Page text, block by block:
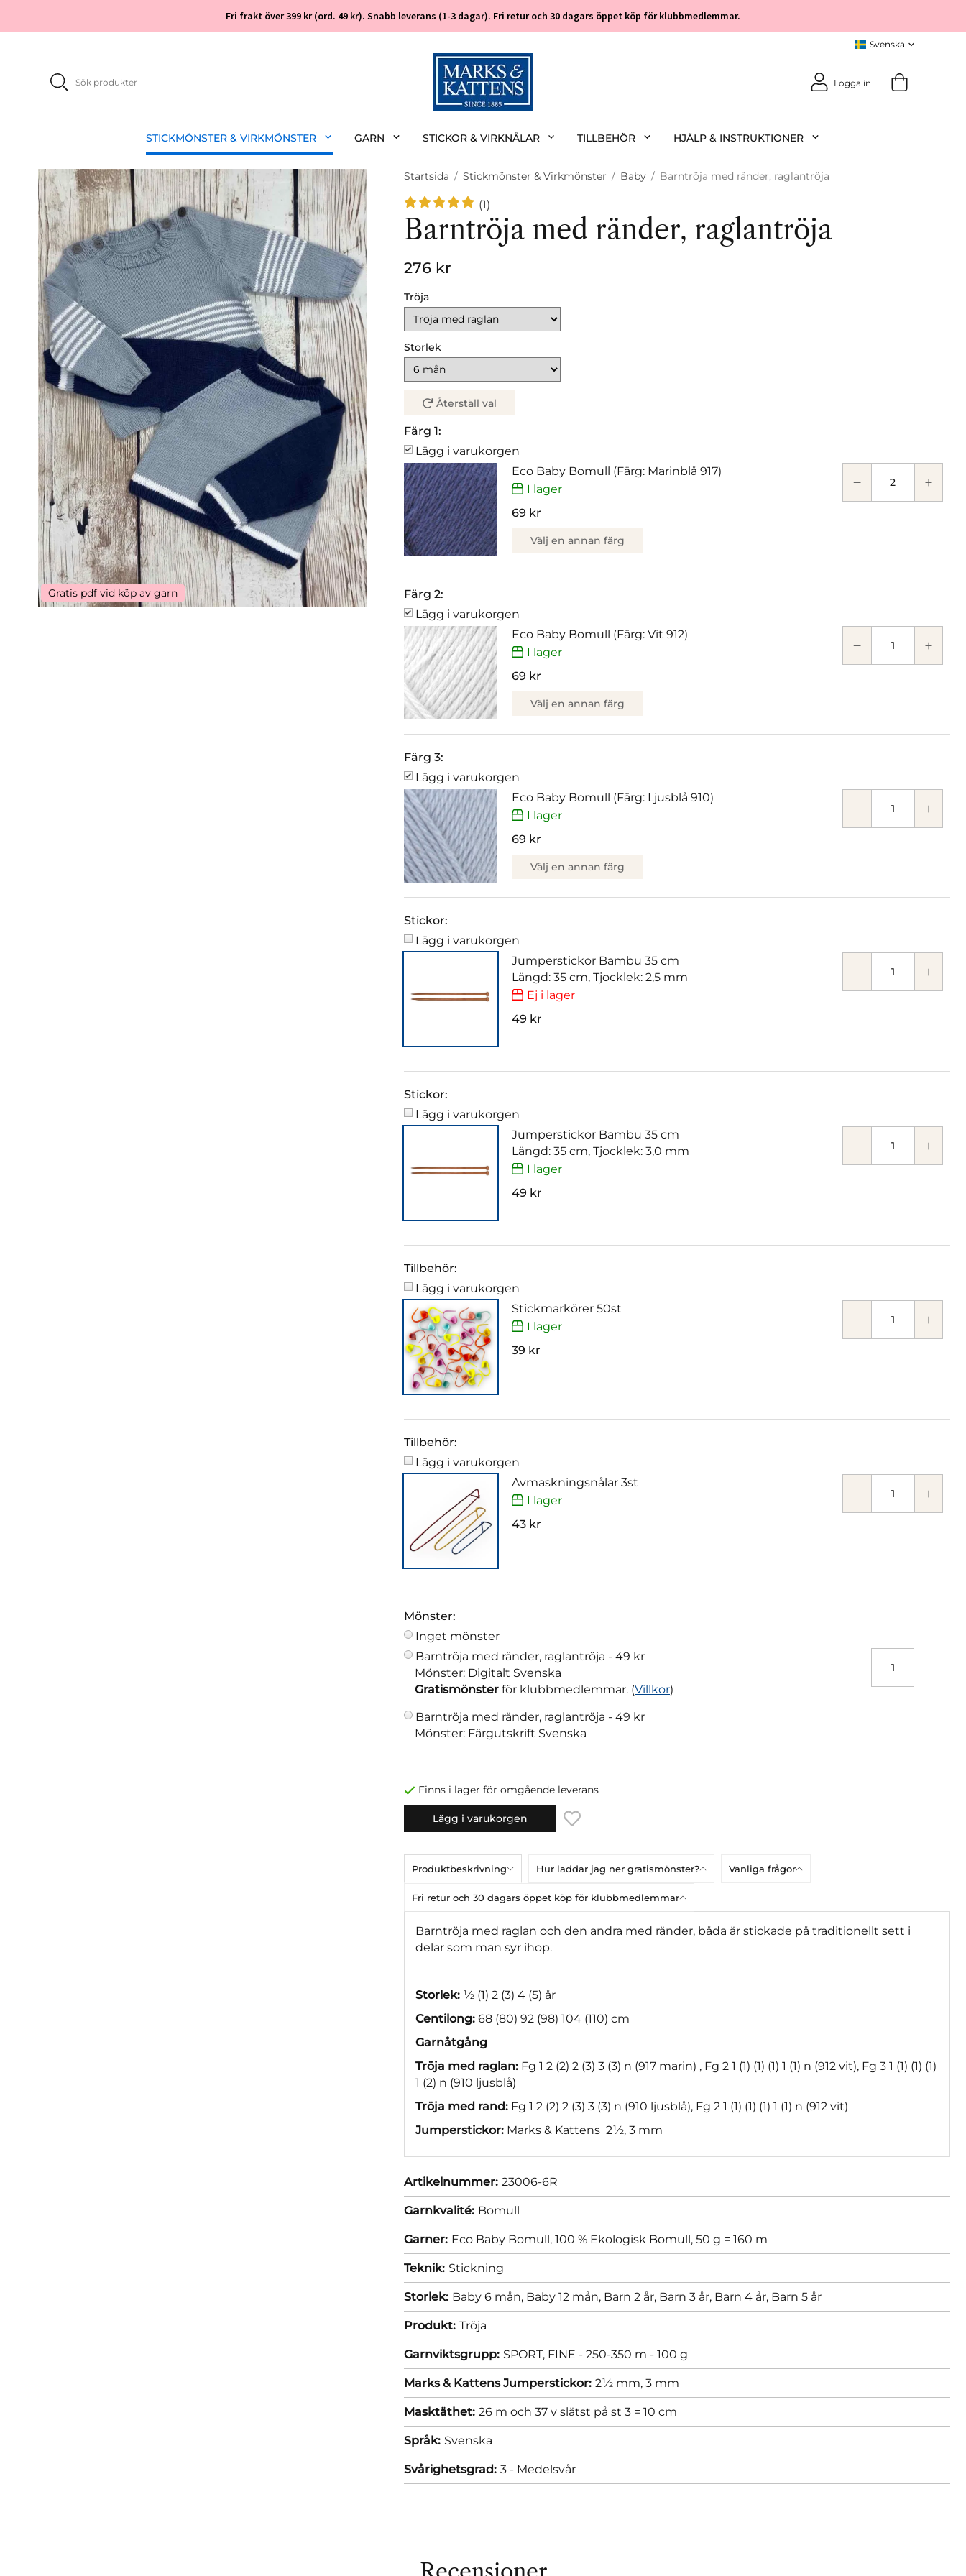
Fri frakt över 399 kr (ord. 49 kr). Snabb leverans (1-3 dagar). Fri retur och 30 dagars öppet köp för klubbmedlemmar.
Logga in
STICKMÖNSTER & VIRKMÖNSTER GARN STICKOR & VIRKNÅLAR TILLBEHÖR HJÄLP & INSTRUKTIONER
Gratis pdf vid köp av garn
Startsida / Stickmönster & Virkmönster / Baby / Barntröja med ränder, raglantröja
(1)
Barntröja med ränder, raglantröja
276 kr
Tröja
Storlek
Återställ val
Färg 1:
Lägg i varukorgen
Eco Baby Bomull (Färg: Marinblå 917)
I lager
69 kr
Välj en annan färg
Färg 2:
Lägg i varukorgen
Eco Baby Bomull (Färg: Vit 912)
I lager
69 kr
Välj en annan färg
Färg 3:
Lägg i varukorgen
Eco Baby Bomull (Färg: Ljusblå 910)
I lager
69 kr
Välj en annan färg
Stickor:
Lägg i varukorgen
Jumperstickor Bambu 35 cm
Längd: 35 cm, Tjocklek: 2,5 mm
Ej i lager
49 kr
Stickor:
Lägg i varukorgen
Jumperstickor Bambu 35 cm
Längd: 35 cm, Tjocklek: 3,0 mm
I lager
49 kr
Tillbehör:
Lägg i varukorgen
Stickmarkörer 50st
I lager
39 kr
Tillbehör:
Lägg i varukorgen
Avmaskningsnålar 3st
I lager
43 kr
Mönster:
Inget mönster
Barntröja med ränder, raglantröja - 49 kr
Mönster: Digitalt Svenska
Gratismönster för klubbmedlemmar. (Villkor)
Barntröja med ränder, raglantröja - 49 kr
Mönster: Färgutskrift Svenska
Finns i lager för omgående leverans
Lägg i varukorgen
Produktbeskrivning Hur laddar jag ner gratismönster? Vanliga frågor
Fri retur och 30 dagars öppet köp för klubbmedlemmar
Barntröja med raglan och den andra med ränder, båda är stickade på traditionellt sett i
delar som man syr ihop.
Storlek: ½ (1) 2 (3) 4 (5) år
Centilong: 68 (80) 92 (98) 104 (110) cm
Garnåtgång
Tröja med raglan: Fg 1 2 (2) 2 (3) 3 (3) n (917 marin) , Fg 2 1 (1) (1) (1) 1 (1) n (912 vit), Fg 3 1 (1) (1) (1)
1 (2) n (910 ljusblå)
Tröja med rand: Fg 1 2 (2) 2 (3) 3 (3) n (910 ljusblå), Fg 2 1 (1) (1) (1) 1 (1) n (912 vit)
Jumperstickor: Marks & Kattens 2½, 3 mm
Artikelnummer: 23006-6R
Garnkvalité: Bomull
Garner: Eco Baby Bomull, 100 % Ekologisk Bomull, 50 g = 160 m
Teknik: Stickning
Storlek: Baby 6 mån, Baby 12 mån, Barn 2 år, Barn 3 år, Barn 4 år, Barn 5 år
Produkt: Tröja
Garnviktsgrupp: SPORT, FINE - 250-350 m - 100 g
Marks & Kattens Jumperstickor: 2½ mm, 3 mm
Masktäthet: 26 m och 37 v slätst på st 3 = 10 cm
Språk: Svenska
Svårighetsgrad: 3 - Medelsvår